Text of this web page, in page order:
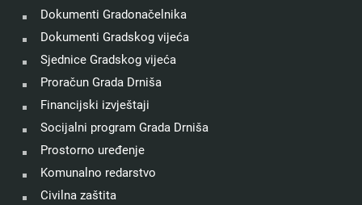
Dokumenti Gradonačelnika
Dokumenti Gradskog vijeća
Sjednice Gradskog vijeća
Proračun Grada Drniša
Financijski izvještaji
Socijalni program Grada Drniša
Prostorno uređenje
Komunalno redarstvo
Civilna zaštita